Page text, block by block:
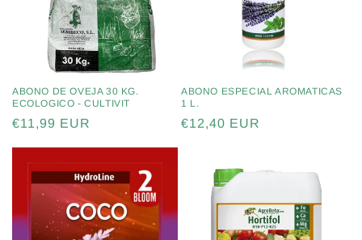
ABONO DE OVEJA 30 KG.
ECOLOGICO - CULTIVIT
Precio
€11,99 EUR
ABONO ESPECIAL AROMATICAS
1 L.
Precio
€12,40 EUR